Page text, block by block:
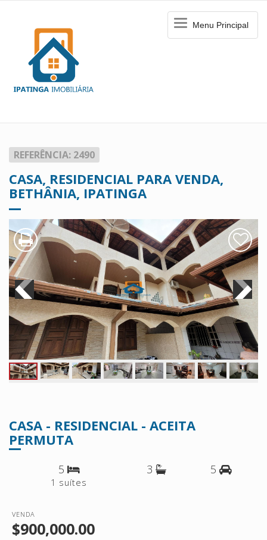
MenuMenu Principal
REFERÊNCIA: 2490
CASA, RESIDENCIAL PARA VENDA,
BETHÂNIA, IPATINGA
CASA - RESIDENCIAL - ACEITA
PERMUTA
5
1 suítes
3 5
VENDA
$900,000.00